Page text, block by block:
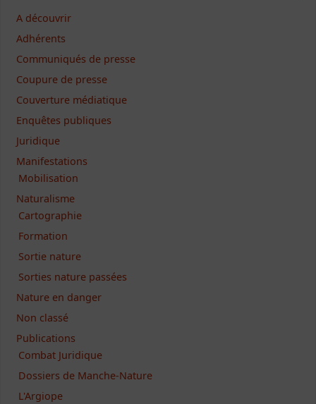
A découvrir
Adhérents
Communiqués de presse
Coupure de presse
Couverture médiatique
Enquêtes publiques
Juridique
Manifestations
Mobilisation
Naturalisme
Cartographie
Formation
Sortie nature
Sorties nature passées
Nature en danger
Non classé
Publications
Combat Juridique
Dossiers de Manche-Nature
L'Argiope